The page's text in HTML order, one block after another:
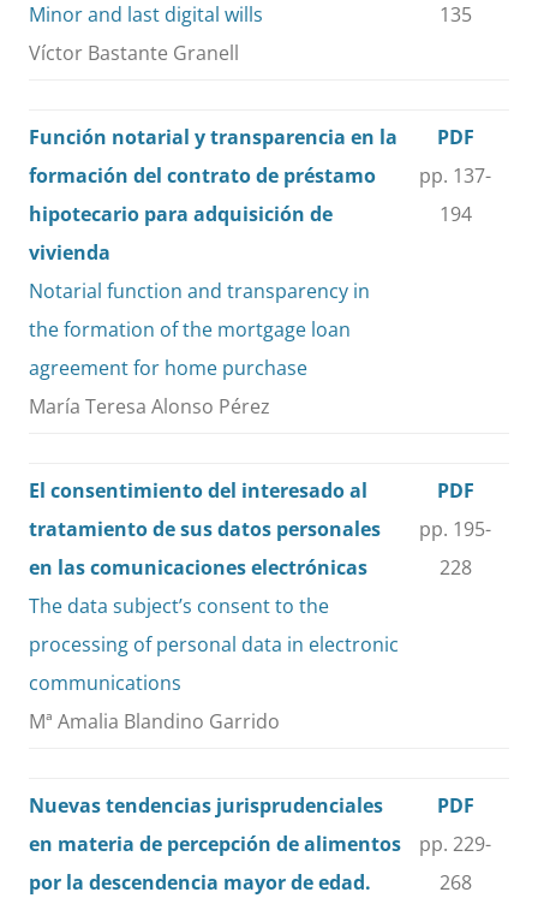
Minor and last digital wills
Víctor Bastante Granell
135
Función notarial y transparencia en la
formación del contrato de préstamo
hipotecario para adquisición de
vivienda
Notarial function and transparency in
the formation of the mortgage loan
agreement for home purchase
María Teresa Alonso Pérez
PDF
pp. 137-
194
El consentimiento del interesado al
tratamiento de sus datos personales
en las comunicaciones electrónicas
The data subject’s consent to the
processing of personal data in electronic
communications
Mª Amalia Blandino Garrido
PDF
pp. 195-
228
Nuevas tendencias jurisprudenciales
en materia de percepción de alimentos
por la descendencia mayor de edad.
PDF
pp. 229-
268